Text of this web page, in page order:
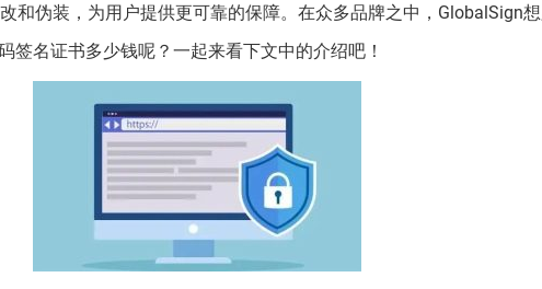
和伪装，为用户提供更可靠的保障。在众多品牌之中，GlobalSign
签名证书多少钱呢？一起来看下文中的介绍吧！